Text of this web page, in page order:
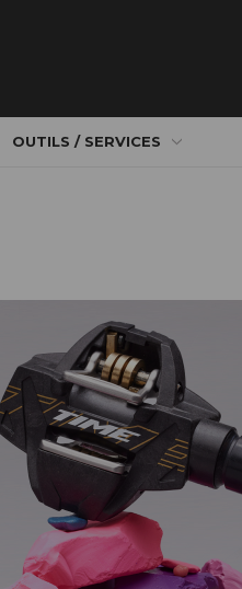
OUTILS / SERVICES